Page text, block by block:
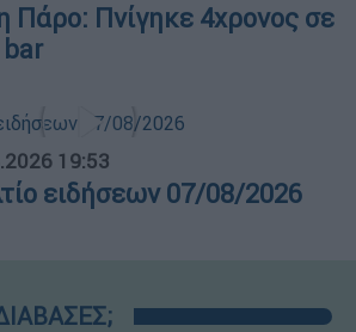
Πάρο: Πνίγηκε 4χρονος σε
bar
19:53
ειδήσεων 07/08/2026